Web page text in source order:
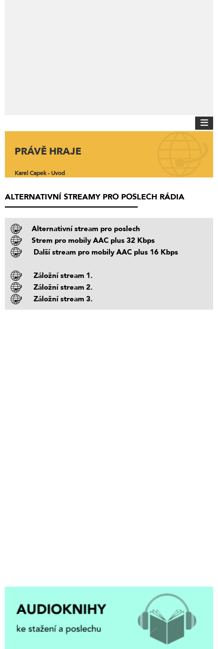
PRÁVĚ HRAJE
Karel Capek - Uvod
ALTERNATIVNÍ STREAMY PRO POSLECH RÁDIA
Alternativní stream pro poslech
Strem pro mobily AAC plus 32 Kbps
Další stream pro mobily AAC plus 16 Kbps
Záložní stream 1.
Záložní stream 2.
Záložní stream 3.